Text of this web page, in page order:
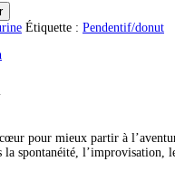
Étiquette : Pendentif/donut
pour mieux partir à
la spontanéité, l’improvisation,